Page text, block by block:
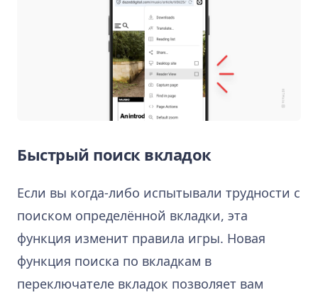
Быстрый поиск вкладок
Если вы когда-либо испытывали трудности с
поиском определённой вкладки, эта
функция изменит правила игры. Новая
функция поиска по вкладкам в
переключателе вкладок позволяет вам